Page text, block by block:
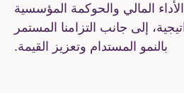
المالي والحوكمة المؤسسية
إلى جانب التزامنا المستمر
بالنمو المستدام وتعزيز القيمة.